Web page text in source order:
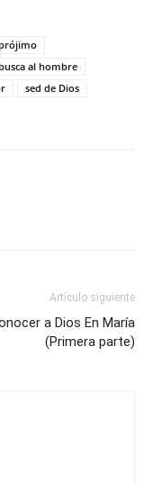
al hombre
sed de Dios
Artículo siguiente
a Dios En María
(Primera parte)